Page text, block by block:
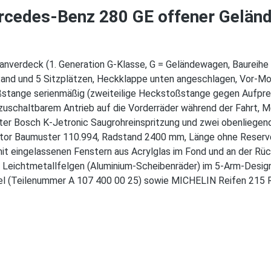
Benz 280 GE offener
(1. Generation G-Klasse, G = Geländewagen,
und 5 Sitzplätzen, Heckklappe unten angeschlagen, Vor-
serienmäßig (zweiteilige Heckstoßstange gegen
Antrieb auf die Vorderräder während der Fahrt,
Bosch K-Jetronic Saugrohreinspritzung und zwei
Baumuster 110.994, Radstand 2400 mm, Länge ohne
Fenstern aus Acrylglas im Fond und an der
(Aluminium-Scheibenräder) im 5-Arm-
A 107 400 00 25) sowie MICHELIN Reifen 215